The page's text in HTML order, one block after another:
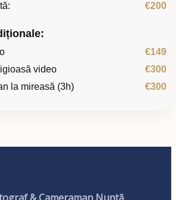
€200
€149
video
€300
la mireasă (3h)
€300